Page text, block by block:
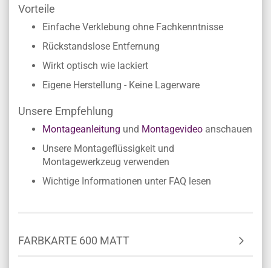
Vorteile
Einfache Verklebung ohne Fachkenntnisse
Rückstandslose Entfernung
Wirkt optisch wie lackiert
Eigene Herstellung - Keine Lagerware
Unsere Empfehlung
Montageanleitung und Montagevideo anschauen
Unsere Montageflüssigkeit und
Montagewerkzeug verwenden
Wichtige Informationen unter FAQ lesen
FARBKARTE 600 MATT